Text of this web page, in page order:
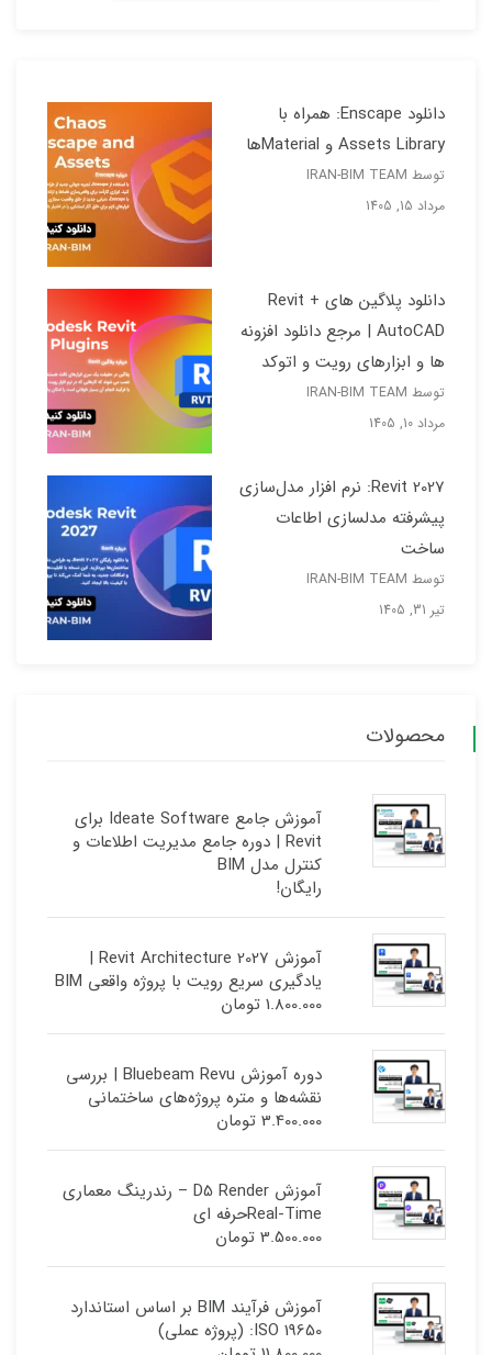
دانلود Enscape: همراه با
Assets Library و Materialها
توسط IRAN-BIM TEAM
مرداد 15, 1405
دانلود پلاگین های Revit +
AutoCAD | مرجع دانلود افزونه
ها و ابزارهای رویت و اتوکد
توسط IRAN-BIM TEAM
مرداد 10, 1405
Revit 2027: نرم افزار مدل‌سازی
پیشرفته مدلسازی اطاعات
ساخت
توسط IRAN-BIM TEAM
تیر 31, 1405
محصولات
آموزش جامع Ideate Software برای
Revit | دوره جامع مدیریت اطلاعات و
کنترل مدل BIM
رایگان!
آموزش Revit Architecture 2027 |
یادگیری سریع رویت با پروژه واقعی BIM
1.800.000 تومان
دوره آموزش Bluebeam Revu | بررسی
نقشه‌ها و متره پروژه‌های ساختمانی
3.400.000 تومان
آموزش D5 Render – رندرینگ معماری
Real-Timeحرفه ای
3.500.000 تومان
آموزش فرآیند BIM بر اساس استاندارد
ISO 19650: (پروژه عملی)